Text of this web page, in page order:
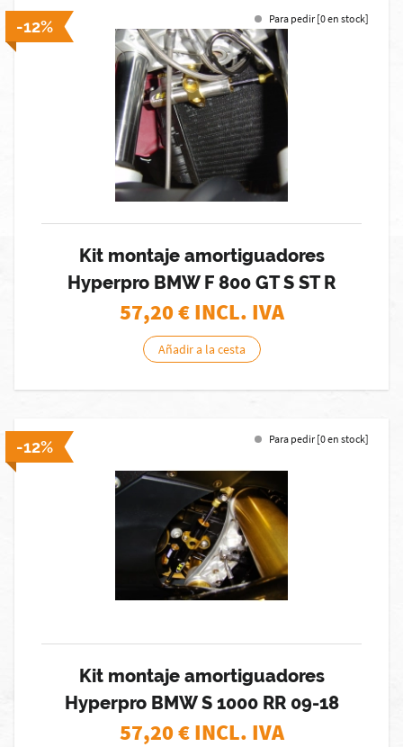
-12% Para pedir [0 en stock]
Kit montaje amortiguadores
Hyperpro BMW F 800 GT S ST R
57,20€ INCL. IVA
Añadir a la cesta
-12% Para pedir [0 en stock]
Kit montaje amortiguadores
Hyperpro BMW S 1000 RR 09-18
57,20€ INCL. IVA